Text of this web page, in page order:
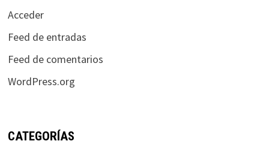
Acceder
Feed de entradas
Feed de comentarios
WordPress.org
CATEGORÍAS